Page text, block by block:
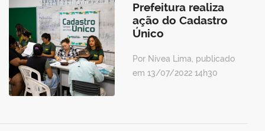
Prefeitura realiza
ação do Cadastro
Único
Por Nívea Lima, publicado
em 13/07/2022 14h30